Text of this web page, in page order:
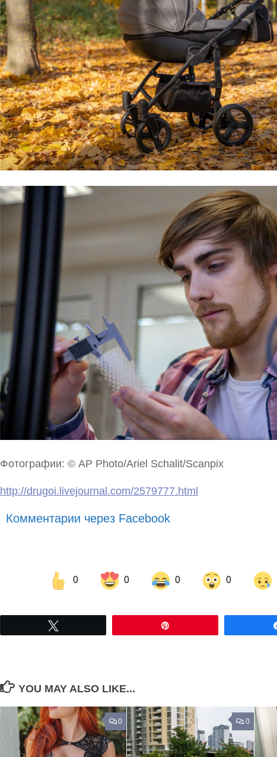
Фотографии: © AP Photo/Ariel Schalit/Scanpix
http://drugoi.livejournal.com/2579777.html
Комментарии через Facebook
0 0 0 0
Share on Facebook Share on LinkedIn
YOU MAY ALSO LIKE...
0 0